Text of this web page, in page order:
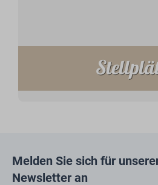
Melden Sie sich für
Newsletter an